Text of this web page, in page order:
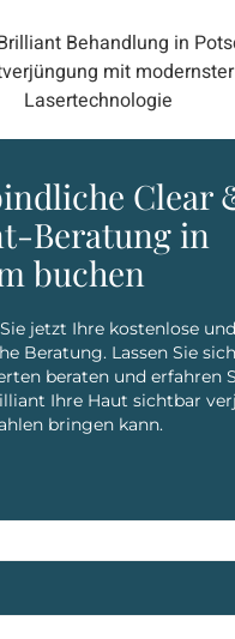
Clear
Beratung in
buchen
jetzt Ihre kostenlose und
Beratung. Lassen Sie
beraten und erfahren
Ihre Haut sichtbar
bringen kann.